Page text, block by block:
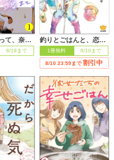
飲んで、滑って、奈落まで。
8/19まで
釣りとごはんと、恋は凪
1冊無料 8/10まで
8/10 23:59まで 割引中